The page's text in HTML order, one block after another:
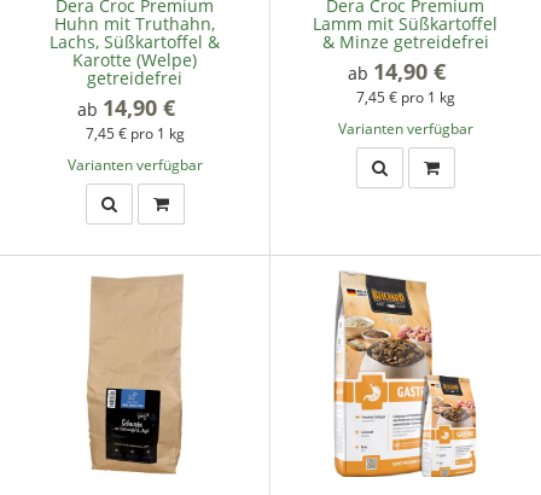
Dera Croc Premium
Huhn mit Truthahn,
Lachs, Süßkartoffel &
Karotte (Welpe)
getreidefrei
ab 14,90 €
7,45 € pro 1 kg
Varianten verfügbar
Dera Croc Premium
Lamm mit Süßkartoffel
& Minze getreidefrei
ab 14,90 €
7,45 € pro 1 kg
Varianten verfügbar